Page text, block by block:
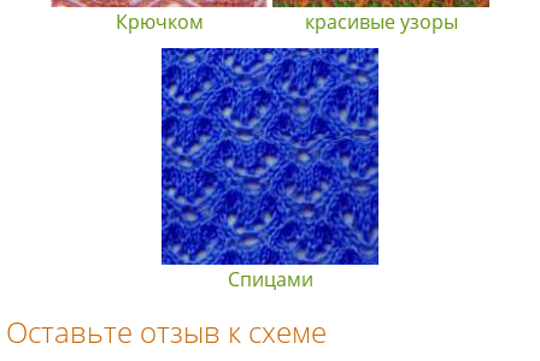
Крючком красивые узоры
Спицами
Оставьте отзыв к схеме